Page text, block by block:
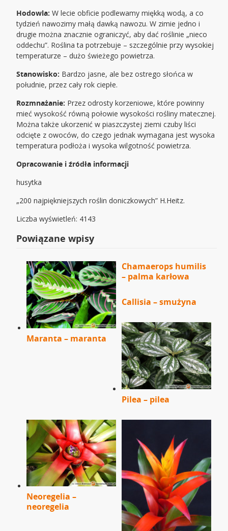
Hodowla:W lecie obficie podlewamy miękką wodą, a co
tydzień nawozimy małą dawką nawozu. W zimie jedno i
drugie można znacznie ograniczyć, aby dać roślinie „nieco
oddechu”. Roślina ta potrzebuje – szczególnie przy wysokiej
temperaturze – dużo świeżego powietrza.
Stanowisko: Bardzo jasne, ale bez ostrego słońca w
południe, przez cały rok ciepłe.
Rozmnażanie: Przez odrosty korzeniowe, które powinny
mieć wysokość równą połowie wysokości rośliny matecznej.
Można także ukorzenić w piaszczystej ziemi czuby liści
odcięte z owoców, do czego jednak wymagana jest wysoka
temperatura podłoża i wysoka wilgotność powietrza.
Opracowanie i źródła informacji
husytka
„200 najpiękniejszych roślin doniczkowych” H.Heitz.
Liczba wyświetleń: 4143
Powiązane wpisy
Maranta – maranta
Chamaerops humilis
– palma karłowa
Callisia – smużyna
Pilea – pilea
Neoregelia –
neoregelia